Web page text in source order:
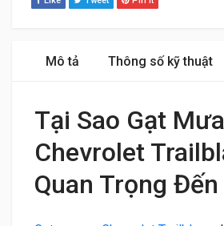
Mô tả Thông số kỹ thuật
Tại Sao Gạt
Chevrolet
Quan Trọng Đến